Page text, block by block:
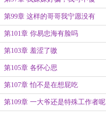
第99章 这样的哥哥我宁愿没有
第101章 你易忠海有脸吗
第103章 羞涩了嗷
第105章 各怀心思
第107章 怕不是在想屁吃
第109章 一大爷还是特殊工作者呢